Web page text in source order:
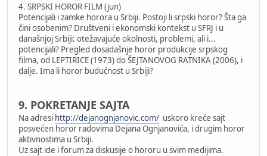
4. SRPSKI HOROR FILM (jun)
Potencijali i zamke horora u Srbiji. Postoji li srpski horor? Šta ga
čini osobenim? Društveni i ekonomski kontekst u SFRJ i u
današnjoj Srbiji: otežavajuće okolnosti, problemi, ali i...
potencijali? Pregled dosadašnje horor produkcije srpskog
filma, od LEPTIRICE (1973) do ŠEJTANOVOG RATNIKA (2006), i
dalje. Ima li horor budućnost u Srbiji?
9. POKRETANJE SAJTA
Na adresi http://dejanognjanovic.com/ uskoro kreće sajt
posvećen horor radovima Dejana Ognjanovića, i drugim horor
aktivnostima u Srbiji.
Uz sajt ide i forum za diskusije o hororu u svim medijima.